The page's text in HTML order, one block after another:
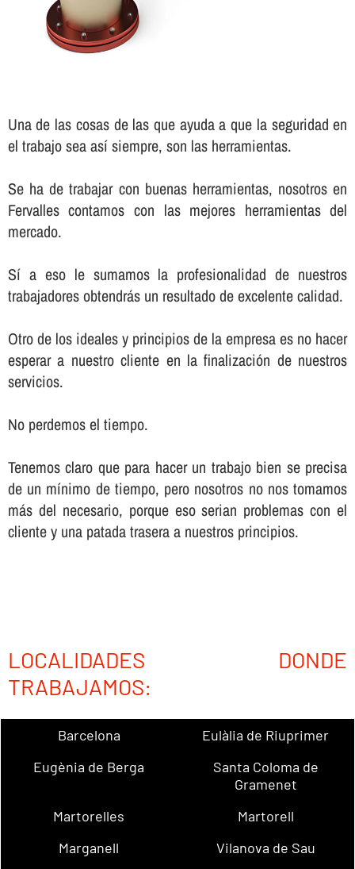
Una de las cosas de las que ayuda a que la seguridad en
el trabajo sea así­ siempre, son las herramientas.
Se ha de trabajar con buenas herramientas, nosotros en
Fervalles contamos con las mejores herramientas del
mercado.
Sí­ a eso le sumamos la profesionalidad de nuestros
trabajadores obtendrás un resultado de excelente calidad.
Otro de los ideales y principios de la empresa es no hacer
esperar a nuestro cliente en la finalización de nuestros
servicios.
No perdemos el tiempo.
Tenemos claro que para hacer un trabajo bien se precisa
de un mí­nimo de tiempo, pero nosotros no nos tomamos
más del necesario, porque eso serian problemas con el
cliente y una patada trasera a nuestros principios.
LOCALIDADES DONDE
TRABAJAMOS:
Barcelona
Eulàlia de Riuprimer
Eugènia de Berga
Santa Coloma de
Gramenet
Martorelles
Martorell
Marganell
Vilanova de Sau